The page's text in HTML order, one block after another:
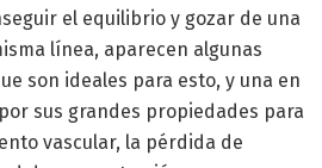
el equilibrio y gozar de una
línea, aparecen algunas
son ideales para esto, y una en
sus grandes propiedades para
vascular, la pérdida de